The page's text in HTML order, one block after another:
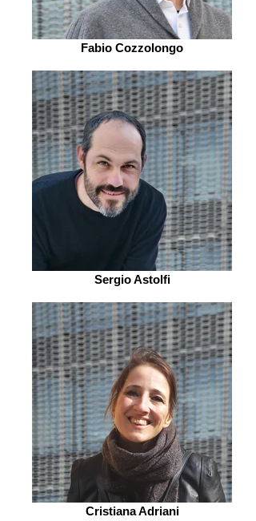
Fabio Cozzolongo
Sergio Astolfi
Cristiana Adriani